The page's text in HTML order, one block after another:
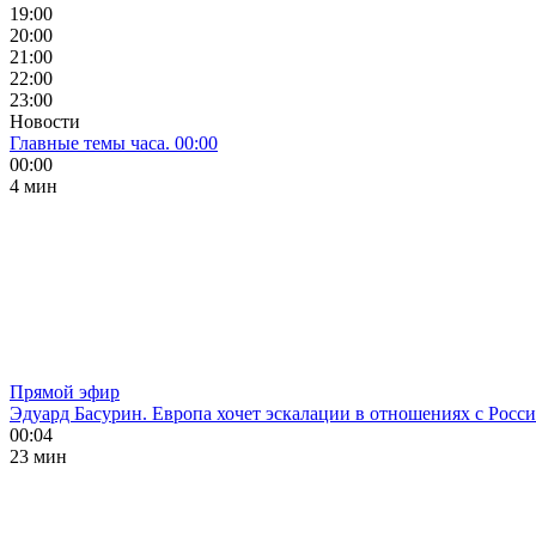
19:00
20:00
21:00
22:00
23:00
Новости
Главные темы часа. 00:00
00:00
4 мин
Прямой эфир
Эдуард Басурин. Европа хочет эскалации в отношениях с
00:04
23 мин